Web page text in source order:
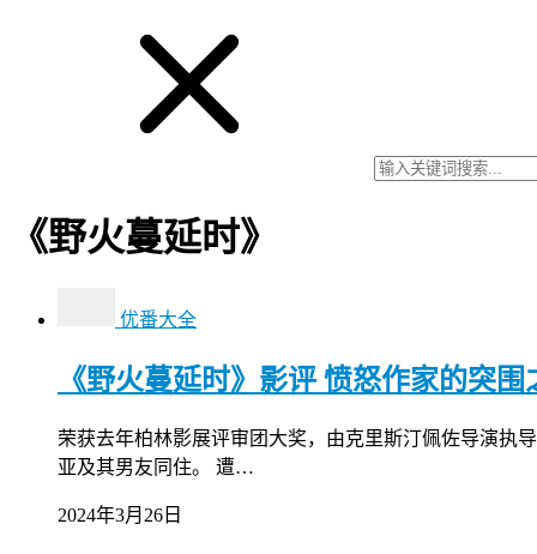
《野火蔓延时》
优番大全
《野火蔓延时》影评 愤怒作家的突围
荣获去年柏林影展评审团大奖，由克里斯汀佩佐导演执
亚及其男友同住。 遭…
2024年3月26日